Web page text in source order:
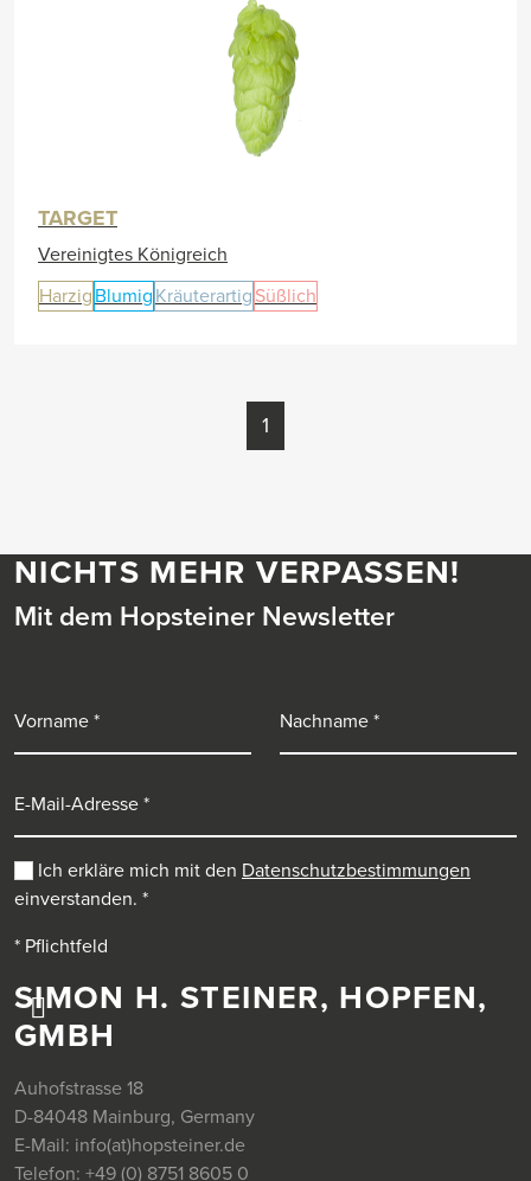
TARGET
Vereinigtes Königreich
Harzig Blumig Kräuterartig Süßlich
1
SIMON H. STEINER, HOPFEN,
GMBH
Auhofstrasse 18
D-84048 Mainburg, Germany
E-Mail: info(at)hopsteiner.de
Telefon: +49 (0) 8751 8605 0
NICHTS MEHR VERPASSEN!
Mit dem Hopsteiner Newsletter
Ich erkläre mich mit den Datenschutzbestimmungen
einverstanden. *
* Pflichtfeld